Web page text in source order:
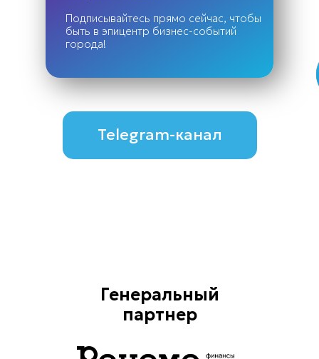
Подписывайтесь прямо сейчас, чтобы
быть в эпицентр бизнес-событий
города!
Telegram-канал
Генеральный
партнер